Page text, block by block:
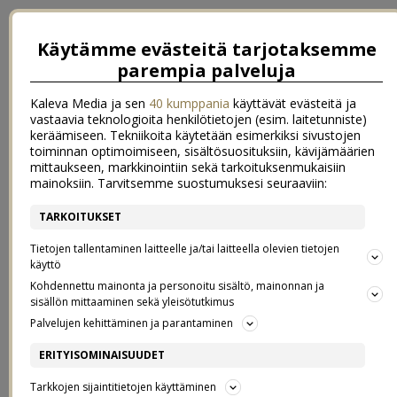
Talven valo ja kukkavinkkejä
MAKUUHUONEEN JOULU
15.12.2017
Käytämme evästeitä tarjotaksemme
parempia palveluja
Kaleva Media ja sen 40 kumppania käyttävät evästeitä ja
vastaavia teknologioita henkilötietojen (esim. laitetunniste)
keräämiseen. Tekniikoita käytetään esimerkiksi sivustojen
toiminnan optimoimiseen, sisältösuosituksiin, kävijämäärien
mittaukseen, markkinointiin sekä tarkoituksenmukaisiin
mainoksiin. Tarvitsemme suostumuksesi seuraaviin:
TARKOITUKSET
Tietojen tallentaminen laitteelle ja/tai laitteella olevien tietojen
käyttö
Kohdennettu mainonta ja personoitu sisältö, mainonnan ja
sisällön mittaaminen sekä yleisötutkimus
Palvelujen kehittäminen ja parantaminen
ERITYISOMINAISUUDET
Tarkkojen sijaintitietojen käyttäminen